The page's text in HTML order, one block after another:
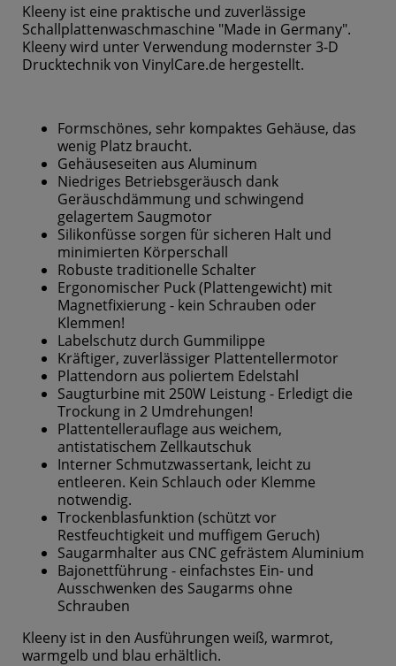
Kleeny ist eine praktische und zuverlässige
Schallplattenwaschmaschine "Made in Germany".
Kleeny wird unter Verwendung modernster 3-D
Drucktechnik von VinylCare.de hergestellt.
Formschönes, sehr kompaktes Gehäuse, das
wenig Platz braucht.
Gehäuseseiten aus Aluminum
Niedriges Betriebsgeräusch dank
Geräuschdämmung und schwingend
gelagertem Saugmotor
Silikonfüsse sorgen für sicheren Halt und
minimierten Körperschall
Robuste traditionelle Schalter
Ergonomischer Puck (Plattengewicht) mit
Magnetfixierung - kein Schrauben oder
Klemmen!
Labelschutz durch Gummilippe
Kräftiger, zuverlässiger Plattentellermotor
Plattendorn aus poliertem Edelstahl
Saugturbine mit 250W Leistung - Erledigt die
Trockung in 2 Umdrehungen!
Plattentellerauflage aus weichem,
antistatischem Zellkautschuk
Interner Schmutzwassertank, leicht zu
entleeren. Kein Schlauch oder Klemme
notwendig.
Trockenblasfunktion (schützt vor
Restfeuchtigkeit und muffigem Geruch)
Saugarmhalter aus CNC gefrästem Aluminium
Bajonettführung - einfachstes Ein- und
Ausschwenken des Saugarms ohne
Schrauben
Kleeny ist in den Ausführungen weiß, warmrot,
warmgelb und blau erhältlich.